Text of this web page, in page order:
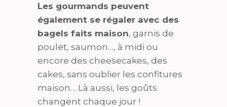
Les gourmands peuvent
également se régaler avec des
bagels faits maison, garnis de
poulet, saumon…, à midi ou
encore des cheesecakes, des
cakes, sans oublier les confitures
maison… Là aussi, les goûts
changent chaque jour !